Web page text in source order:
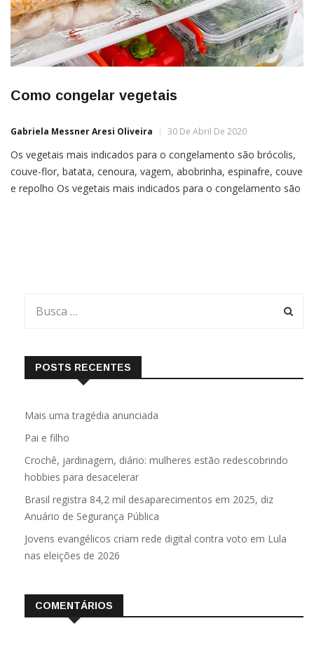
Como congelar vegetais
Gabriela Messner Aresi Oliveira 30 De Abril De 2020
Os vegetais mais indicados para o congelamento são brócolis,
couve-flor, batata, cenoura, vagem, abobrinha, espinafre, couve
e repolho Os vegetais mais indicados para o congelamento são
POSTS RECENTES
Mais uma tragédia anunciada
Pai e filho
Crochê, jardinagem, diário: mulheres estão redescobrindo
hobbies para desacelerar
Brasil registra 84,2 mil desaparecimentos em 2025, diz
Anuário de Segurança Pública
Jovens evangélicos criam rede digital contra voto em Lula
nas eleições de 2026
COMENTÁRIOS